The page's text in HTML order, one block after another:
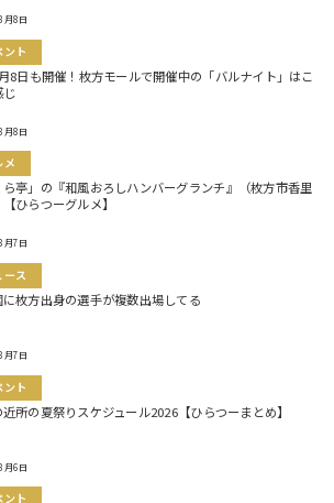
月8日
ント
8日も開催！枚方モールで開催中の「バルナイト」はこ
じ
月8日
メ
ら亭」の『和風おろしハンバーグランチ』（枚方市香里
ひらつーグルメ】
月7日
ース
に枚方出身の選手が複数出場してる
月7日
ント
所の夏祭りスケジュール2026【ひらつーまとめ】
月6日
ント